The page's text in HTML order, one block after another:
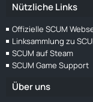
Nützliche Links
Offizielle SCUM
Linksammlung zu
SCUM auf Steam
SCUM Game Support
Über uns